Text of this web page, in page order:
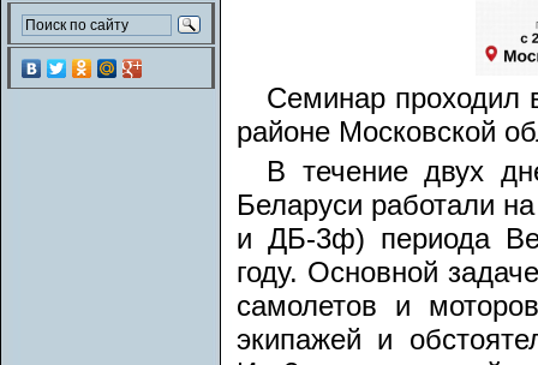
Семинар проходил
районе Московской
В течение двух
Беларуси работали
и ДБ-3ф) периода
году. Основной
самолетов и
экипажей и